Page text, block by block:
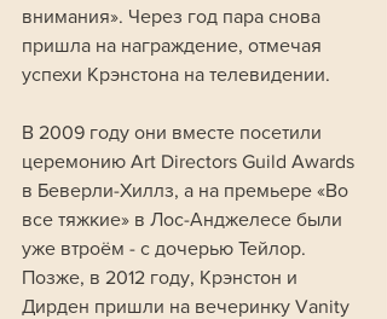
внимания». Через год пара снова
пришла на награждение, отмечая
успехи Крэнстона на телевидении.
В 2009 году они вместе посетили
церемонию Art Directors Guild Awards
в Беверли-Хиллз, а на премьере «Во
все тяжкие» в Лос-Анджелесе были
уже втроём - с дочерью Тейлор.
Позже, в 2012 году, Крэнстон и
Дирден пришли на вечеринку Vanity